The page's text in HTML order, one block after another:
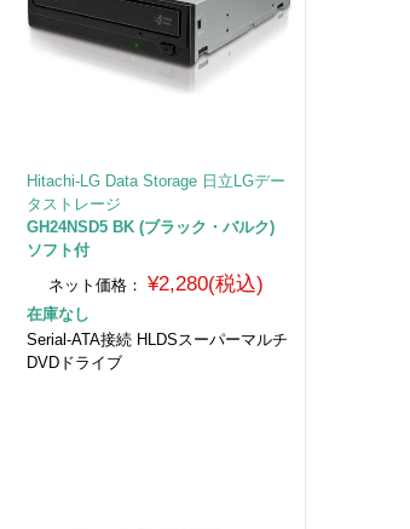
Hitachi-LG Data Storage 日立LGデー
タストレージ
GH24NSD5 BK (ブラック・バルク)
ソフト付
ネット価格：
¥2,280(税込)
在庫なし
Serial-ATA接続 HLDSスーパーマルチ
DVDドライブ